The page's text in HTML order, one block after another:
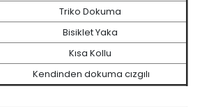
Triko Dokuma
Bisiklet Yaka
Kısa Kollu
Kendinden dokuma cızgılı